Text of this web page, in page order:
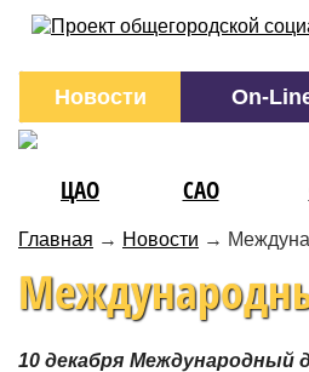
Новости On-
ЦАО САО
Главная → Новости →
10 декабря Международный